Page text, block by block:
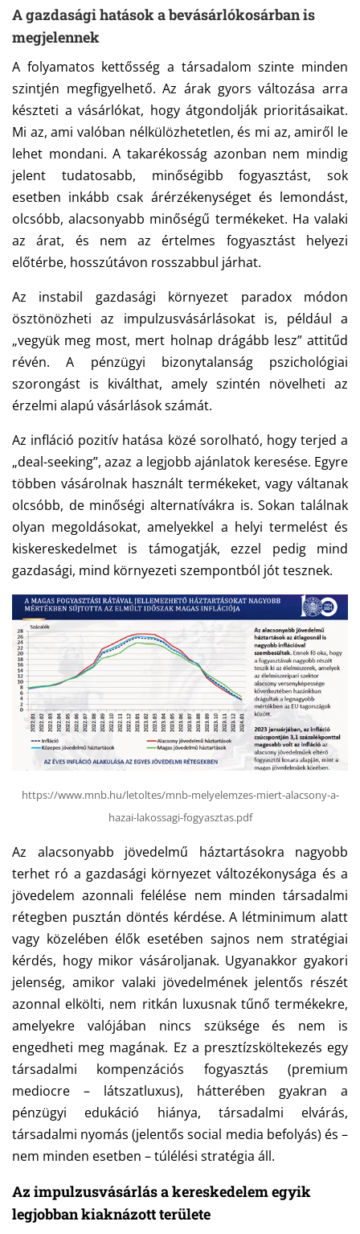
A gazdasági hatások abevásárlókosárbanis
megjelennek
A folyamatos kettősség a társadalom szinte minden
szintjén megfigyelhető. Az árak gyors változása arra
készteti a vásárlókat, hogy átgondolják prioritásaikat.
Mi az, ami valóban nélkülözhetetlen, és mi az, amiről le
lehet mondani.A takarékosság azonban nem mindig
jelent tudatosabb, minőségibb fogyasztást, sok
esetben inkább csak árérzékenységet és lemondást,
olcsóbb, alacsonyabb minőségű termékeket. Ha valaki
az árat, és nem az értelmes fogyasztást helyezi
előtérbe, hosszútávon rosszabbul járhat.
Az instabil gazdasági környezet paradox módon
ösztönözheti az impulzusvásárlásokat is, például a
„vegyük meg most, mert holnap drágább lesz” attitűd
révén. A pénzügyi bizonytalanság pszichológiai
szorongást is kiválthat, amely szintén növelheti az
érzelmi alapú vásárlások számát.
Az infláció pozitív hatása közé sorolható, hogy terjed a
„deal-seeking”, azaz a legjobb ajánlatok keresése. Egyre
többen vásárolnak használt termékeket, vagy váltanak
olcsóbb, de minőségi alternatívákra is. Sokan találnak
olyan megoldásokat, amelyekkel a helyi termelést és
kiskereskedelmet is támogatják, ezzel pedig mind
gazdasági, mind környezeti szempontból jót tesznek.
https://www.mnb.hu/letoltes/mnb-melyelemzes-miert-alacsony-a-
hazai-lakossagi-fogyasztas.pdf
Az alacsonyabb jövedelmű háztartásokra nagyobb
terhet ró a gazdasági környezet változékonysága és a
jövedelem azonnali felélése nem minden társadalmi
rétegben pusztán döntés kérdése. A létminimum alatt
vagy közelében élők esetében sajnos nem stratégiai
kérdés, hogy mikor vásároljanak. Ugyanakkor gyakori
jelenség, amikor valaki jövedelmének jelentős részét
azonnal elkölti, nem ritkán luxusnak tűnő termékekre,
amelyekre valójában nincs szüksége és nem is
engedheti meg magának. Ez a presztízsköltekezés egy
társadalmi kompenzációs fogyasztás (premium
mediocre – látszatluxus), hátterében gyakran a
pénzügyi edukáció hiánya, társadalmi elvárás,
társadalmi nyomás (jelentős social media befolyás) és –
nem minden esetben – túlélési stratégia áll.
Az impulzusvásárlás a kereskedelem egyik
legjobban kiaknázott területe